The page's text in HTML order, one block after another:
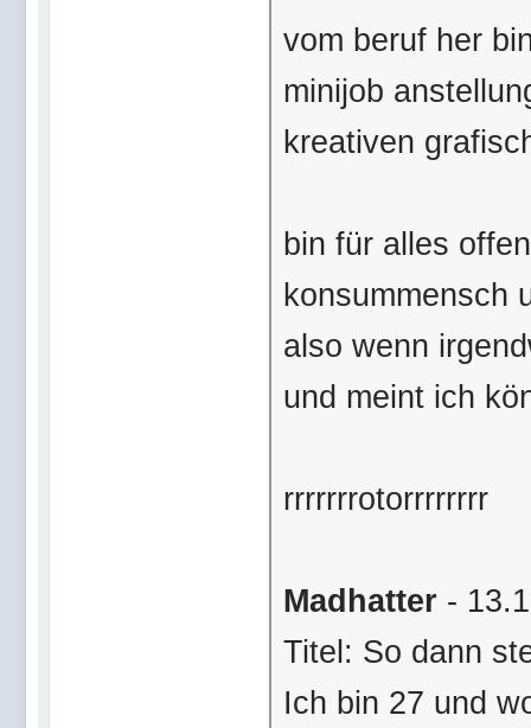
vom beruf her
minijob
kreativen
bin für alles
konsummensch
also wenn
und meint ich
rrrrrrrotorrrrrrrr
Madhatter -
Titel: So dann
Ich bin 27 und